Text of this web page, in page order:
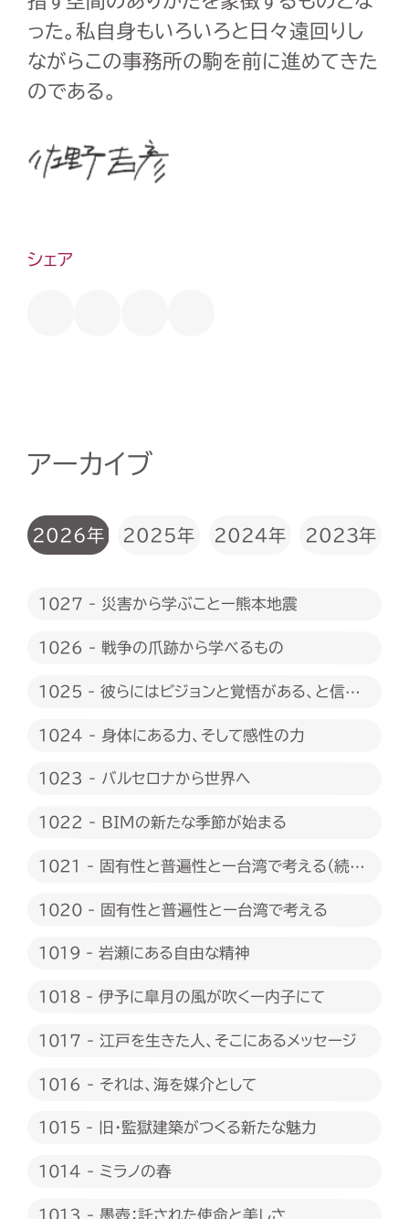
った。私自身もいろいろと日々遠回りし
ながらこの事務所の駒を前に進めてきた
のである。
シェア
アーカイブ
2026年 2025年 2024年 2023年
1027 - 災害から学ぶことー熊本地震
1026 - 戦争の爪跡から学べるもの
1025 - 彼らにはビジョンと覚悟がある、と信じ
1024 - 身体にある力、そして感性の力
1023 - バルセロナから世界へ
1022 - BIMの新たな季節が始まる
1021 - 固有性と普遍性とー台湾で考える（続
1020 - 固有性と普遍性とー台湾で考える
1019 - 岩瀬にある自由な精神
1018 - 伊予に皐月の風が吹くー内子にて
1017 - 江戸を生きた人、そこにあるメッセージ
1016 - それは、海を媒介として
1015 - 旧・監獄建築がつくる新たな魅力
1014 - ミラノの春
1013 - 墨壺：託された使命と美しさ